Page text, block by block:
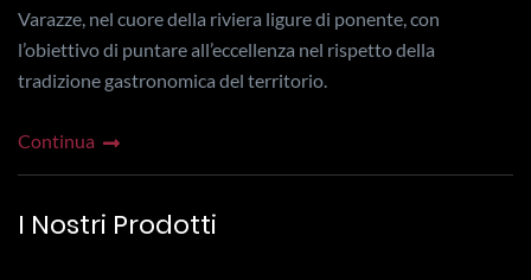
Varazze, nel cuore della riviera ligure di ponente, con
l’obiettivo di puntare all’eccellenza nel rispetto della
tradizione gastronomica del territorio.
Continua
I Nostri Prodotti